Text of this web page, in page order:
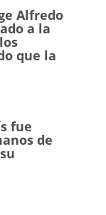
Alfredo
a la
que la
fue
de